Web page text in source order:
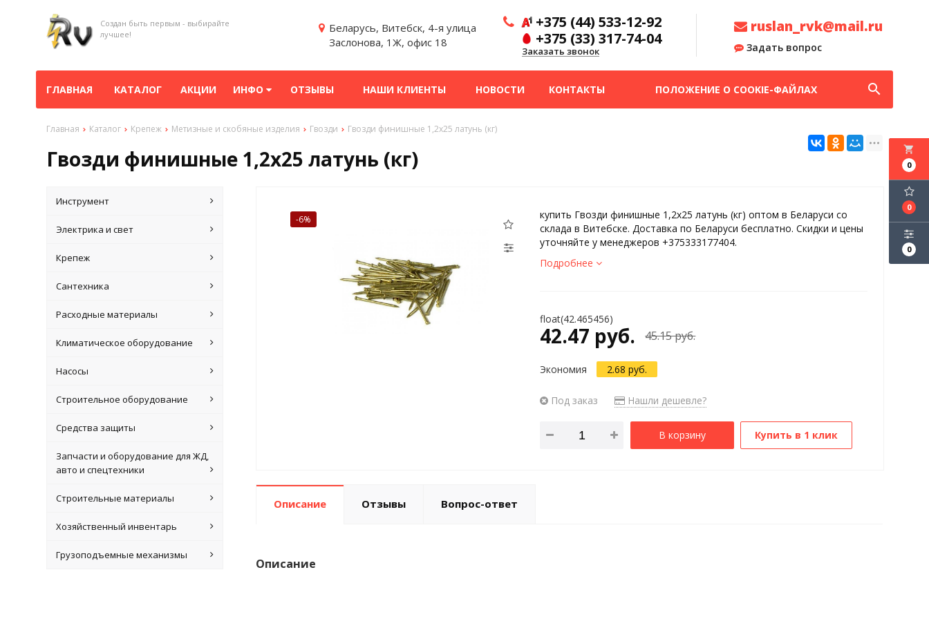
Создан быть первым - выбирайте
лучшее!
Беларусь, Витебск, 4-я улица
Заслонова, 1Ж, офис 18
+375 (44) 533-12-92
+375 (33) 317-74-04
Заказать звонок
ruslan_rvk@mail.ru
Задать вопрос
ГЛАВНАЯ КАТАЛОГ АКЦИИ ИНФО ОТЗЫВЫ НАШИ КЛИЕНТЫ НОВОСТИ КОНТАКТЫ ПОЛОЖЕНИЕ О COOKIE-ФАЙЛАХ search
Главная Каталог Крепеж Метизные и скобяные изделия Гвозди Гвозди финишные 1,2х25 латунь (кг)
Гвозди финишные 1,2х25 латунь (кг) local_grocery_store
0
0
0
Инструмент
Электрика и свет
Крепеж
Сантехника
Расходные материалы
Климатическое оборудование
Насосы
Строительное оборудование
Средства защиты
Запчасти и оборудование для ЖД,
авто и спецтехники
Строительные материалы
Хозяйственный инвентарь
Грузоподъемные механизмы
-6%
купить Гвозди финишные 1,2х25 латунь (кг) оптом в Беларуси со
склада в Витебске. Доставка по Беларуси бесплатно. Скидки и цены
уточняйте у менеджеров +375333177404.
Подробнее
float(42.465456)
42.47 руб. 45.15 руб.
Экономия 2.68 руб.
Под заказ Нашли дешевле?
В корзину Купить в 1 клик
Описание Отзывы Вопрос-ответ
Описание